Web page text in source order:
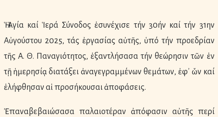
Ἡ Ἁγία καί Ἱερά Σύνοδος ἐσυνέχισε τήν 30ήν καί τήν 31ην
Αὐγούστου 2025, τάς ἐργασίας αὐτῆς, ὑπό τήν προεδρίαν
τῆς Α. Θ. Παναγιότητος, ἐξαντλήσασα τήν θεώρησιν τῶν ἐν
τῇ ἡμερησίᾳ διατάξει ἀναγεγραμμένων θεμάτων, ἐφ᾿ ὧν καί
ἐλήφθησαν αἱ προσήκουσαι ἀποφάσεις.
Ἐπαναβεβαιώσασα παλαιοτέραν ἀπόφασιν αὐτῆς περί